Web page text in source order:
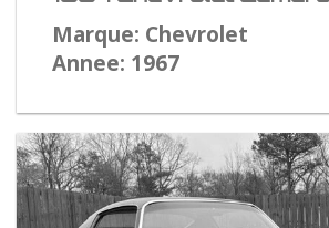
Marque: Chevrolet
Annee: 1967